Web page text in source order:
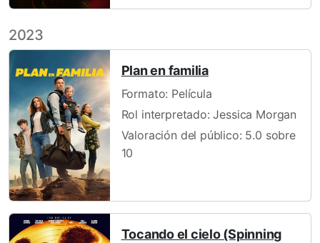
2023
Plan en familia
Formato: Película
Rol interpretado: Jessica Morgan
Valoración del público: 5.0 sobre
10
Tocando el cielo (Spinning